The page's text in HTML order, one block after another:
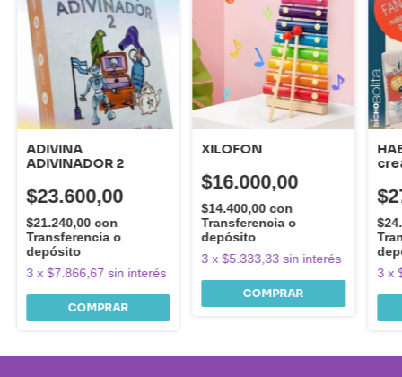
ADIVINA
ADIVINADOR 2
$23.600,00
$21.240,00 con
Transferencia o
depósito
3 x $7.866,67 sin interés
XILOFON
$16.000,00
$14.400,00con
Transferencia o
depósito
3 x$5.333,33 sin interés
3 x